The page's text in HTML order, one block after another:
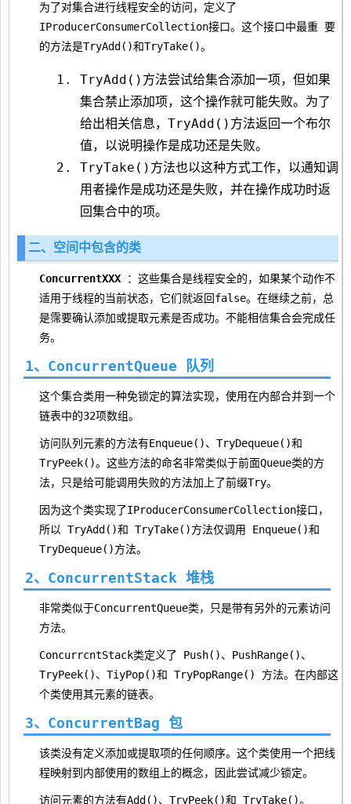
为了对集合进行线程安全的访问，定义了
IProducerConsumerCollection接口。这个接口中最重 要
的方法是TryAdd()和TryTake()。
TryAdd()方法尝试给集合添加一项，但如果
集合禁止添加项，这个操作就可能失败。为了
给出相关信息，TryAdd()方法返回一个布尔
值，以说明操作是成功还是失败。
TryTake()方法也以这种方式工作，以通知调
用者操作是成功还是失败，并在操作成功时返
回集合中的项。
二、空间中包含的类
ConcurrentXXX ：这些集合是线程安全的，如果某个动作不
适用于线程的当前状态，它们就返回false。在继续之前，总
是霈要确认添加或提取元素是否成功。不能相信集合会完成任
务。
1、ConcurrentQueue 队列
这个集合类用一种免锁定的算法实现，使用在内部合并到一个
链表中的32项数组。
访问队列元素的方法有Enqueue()、TryDequeue()和
TryPeek()。这些方法的命名非常类似于前面Queue类的方
法，只是给可能调用失败的方法加上了前缀Try。
因为这个类实现了IProducerConsumerCollection接口，
所以 TryAdd()和 TryTake()方法仅调用 Enqueue()和
TryDequeue()方法。
2、ConcurrentStack 堆栈
非常类似于ConcurrentQueue类，只是带有另外的元素访问
方法。
ConcurrcntStack类定义了 Push()、PushRange()、
TryPeek()、TiyPop()和 TryPopRange() 方法。在内部这
个类使用其元素的链表。
3、ConcurrentBag 包
该类没有定义添加或提取项的任何顺序。这个类使用一个把线
程映射到内部使用的数组上的概念，因此尝试减少锁定。
访问元素的方法有Add()、TryPeek()和 TryTake()。